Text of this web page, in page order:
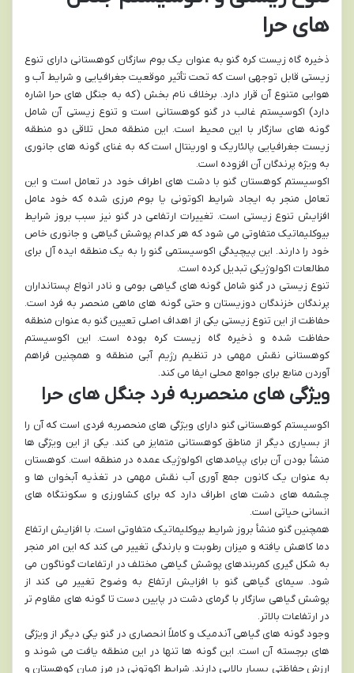
های حرا
ذخیره گاه زیست کره گنو به عنوان یک بوم سازگان کوهستانی دارای تنوع
زیستی قابل توجهی است که تحت تأثیر موقعیت جغرافیایی و شرایط آب و
هوایی متنوع آن قرار دارد. برخلاف نام بخش (که به جنگل های حرا اشاره
دارد) اکوسیستم غالب در گنو کوهستانی است و تنوع زیستی آن شامل
گونه های سازگار با این محیط است. این منطقه محل تلاقی دو منطقه
زیست جغرافیایی پالئاریک و اورینتال است که به غنای گونه های جانوری
به ویژه پرندگان آن افزوده است.
اکوسیستم کوهستان گنو با دشت های اطراف خود در تعامل است و این
تعامل منجر به ایجاد شرایط اکوتونی یا بوم مرزی شده که خود عامل
افزایش تنوع زیستی است. تغییرات ارتفاعی در گنو نیز سبب بروز شرایط
بیوکلیماتیک متفاوتی می شود که هر کدام پوشش گیاهی و جانوری خاص
خود را دارند. این پیچیدگی اکوسیستمی گنو را به یک منطقه ایده آل برای
مطالعات اکولوژیکی تبدیل کرده است.
تنوع زیستی در گنو شامل گونه های گیاهی بومی و نادر انواع پستانداران
پرندگان خزندگان دوزیستان و حتی گونه های ماهی منحصر به فرد است.
حفاظت از این تنوع زیستی یکی از اهداف اصلی تعیین گنو به عنوان منطقه
حفاظت شده و ذخیره گاه زیست کره بوده است. این اکوسیستم
کوهستانی نقش مهمی در تنظیم رژیم آبی منطقه و همچنین فراهم
آوردن منابع برای جوامع محلی ایفا می کند.
ویژگی های منحصربه فرد جنگل های حرا
اکوسیستم کوهستانی گنو دارای ویژگی های منحصربه فردی است که آن را
از بسیاری دیگر از مناطق کوهستانی متمایز می کند. یکی از این ویژگی ها
منشأ بودن آن برای پیامدهای اکولوژیک عمده در منطقه است. کوهستان
به عنوان یک کانون جمع آوری آب نقش مهمی در تغذیه آبخوان ها و
چشمه های دشت های اطراف دارد که برای کشاورزی و سکونتگاه های
انسانی حیاتی است.
همچنین گنو منشأ بروز شرایط بیوکلیماتیک متفاوتی است. با افزایش ارتفاع
دما کاهش یافته و میزان رطوبت و بارندگی تغییر می کند که این امر منجر
به شکل گیری کمربندهای پوشش گیاهی مختلف در ارتفاعات گوناگون می
شود. سیمای گیاهی گنو با افزایش ارتفاع به وضوح تغییر می کند از
پوشش گیاهی سازگار با گرمای دشت در پایین دست تا گونه های مقاوم تر
در ارتفاعات بالاتر.
وجود گونه های گیاهی آندمیک و کاملاً انحصاری در گنو یکی دیگر از ویژگی
های برجسته آن است. این گونه ها تنها در این منطقه یافت می شوند و
ارزش حفاظتی بسیار بالایی دارند. شرایط اکوتونی در مرز میان کوهستان و